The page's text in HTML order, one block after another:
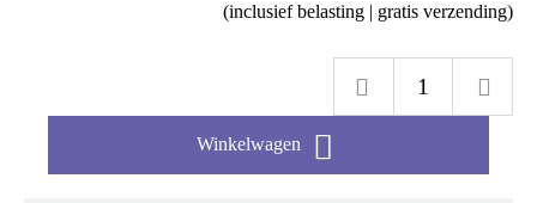
(inclusief belasting | gratis verzending)
Winkelwagen 